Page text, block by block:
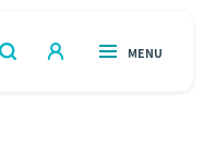
OUVERT
RECHERCHER
OUVERT
MENU